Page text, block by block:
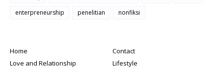
enterpreneurship
penelitian nonfiksi
Home
Contact
Love and Relationship
Lifestyle